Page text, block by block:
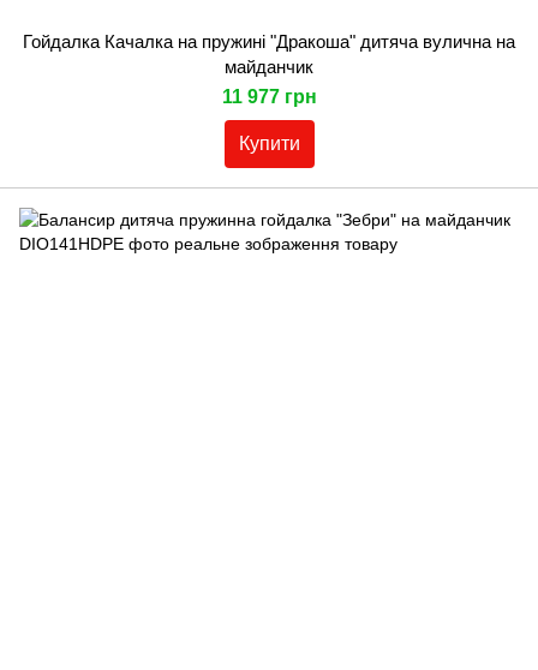
Гойдалка Качалка на пружині "Дракоша" дитяча вулична на
майданчик
11 977 грн
Купити